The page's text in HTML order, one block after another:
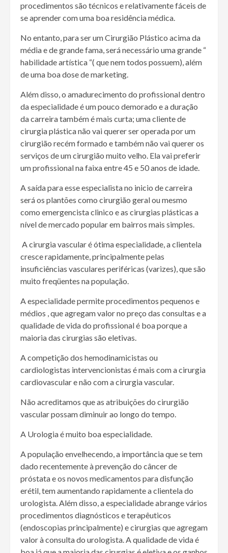
procedimentos são técnicos e relativamente fáceis de
se aprender com uma boa residência médica.
No entanto, para ser um Cirurgião Plástico acima da
média e de grande fama, será necessário uma grande “
habilidade artística “( que nem todos possuem), além
de uma boa dose de marketing.
Além disso, o amadurecimento do profissional dentro
da especialidade é um pouco demorado e a duração
da carreira também é mais curta; uma cliente de
cirurgia plástica não vai querer ser operada por um
cirurgião recém formado e também não vai querer os
serviços de um cirurgião muito velho. Ela vai preferir
um profissional na faixa entre 45 e 50 anos de idade.
A saída para esse especialista no inicio de carreira
será os plantões como cirurgião geral ou mesmo
como emergencista clinico e as cirurgias plásticas a
nível de mercado popular em bairros mais simples.
A cirurgia vascular é ótima especialidade, a clientela
cresce rapidamente, principalmente pelas
insuficiências vasculares periféricas (varizes), que são
muito freqüentes na população.
A especialidade permite procedimentos pequenos e
médios , que agregam valor no preço das consultas e a
qualidade de vida do profissional é boa porque a
maioria das cirurgias são eletivas.
A competição dos hemodinamicistas ou
cardiologistas intervencionistas é mais com a cirurgia
cardiovascular e não com a cirurgia vascular.
Não acreditamos que as atribuições do cirurgião
vascular possam diminuir ao longo do tempo.
A Urologia é muito boa especialidade.
A população envelhecendo, a importância que se tem
dado recentemente à prevenção do câncer de
próstata e os novos medicamentos para disfunção
erétil, tem aumentando rapidamente a clientela do
urologista. Além disso, a especialidade abrange vários
procedimentos diagnósticos e terapêuticos
(endoscopias principalmente) e cirurgias que agregam
valor à consulta do urologista. A qualidade de vida é